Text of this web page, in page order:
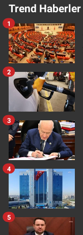
Trend Haberler
1
2
3
4
5